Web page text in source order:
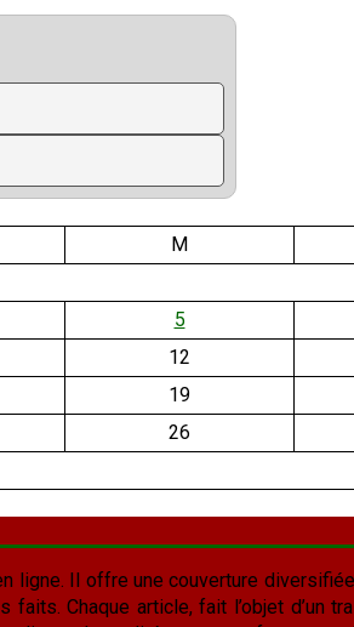
M
5
12
19
26
ligne. Il offre une couverture
Chaque article, fait l’objet d’un